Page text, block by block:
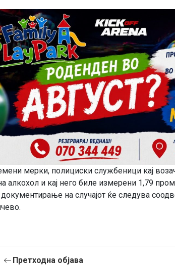
мерки, полициски службеници кај
алкохол и кај него биле измерени 1,79
на случајот ќе следува
Претходна објава